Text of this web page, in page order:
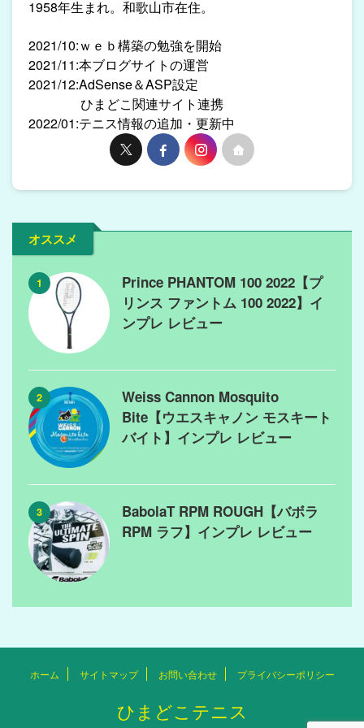
1958年生まれ。和歌山市在住。
2021/10:ｗｅｂ構築の勉強を開始
2021/11:本ブログサイトの運営
2021/12:AdSense＆ASP設定
ひまどこ関連サイト連携
2022/01:テニス情報の追加・更新中
オススメ
1
Prince PHANTOM 100 2022【プ
リンス ファントム 100 2022】イ
ンプレ レビュー
2
Weiss Cannon Mosquito
Bite【ウエスキャノン モスキート
バイト】インプレ レビュー
3
BabolaT RPM ROUGH【バボラ
RPM ラフ】インプレ レビュー
ホーム サイトマップ お問い合わせ プライバシーポリシー
ひまどこテニス